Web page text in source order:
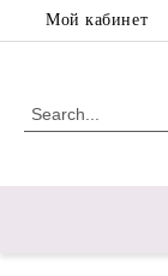
Мой кабинет